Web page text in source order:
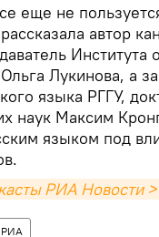
еще не
автор
Института
Лукинова, а
языка РГГУ,
наук Максим
языком под
РИА Новости
РИА